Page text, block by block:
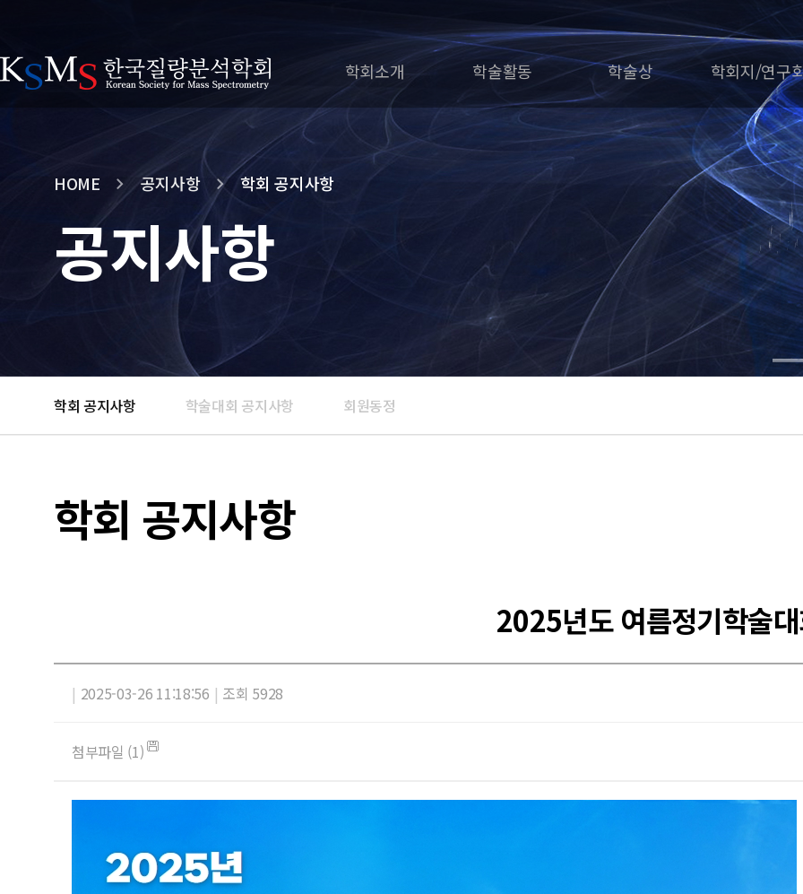
학회소개 학술활동 학술상 학회지/연구
HOME 공지사항 학회 공지사항
공지사항
학회 공지사항 학술대회 공지사항 회원동정
학회 공지사항
2025년도 여름정기학술
| 2025-03-26 11:18:56 | 조회 5928
첨부파일 (1)